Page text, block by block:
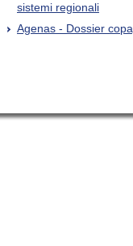
sistemi regionali
Agenas - Dossier